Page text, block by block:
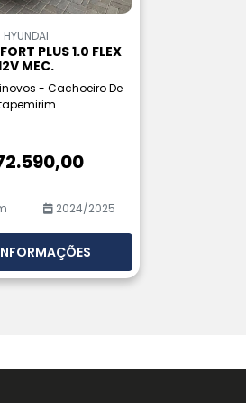
HYUNDAI
PLUS 1.0 FLEX
MEC.
- Cachoeiro De
2024/2025